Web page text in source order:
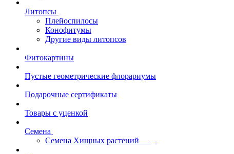
Литопсы
Плейоспилосы
Конофитумы
Другие виды литопсов
Фитокартины
Пустые геометрические флорариумы
Подарочные сертификаты
Товары с уценкой
Семена
Семена Хищных растений